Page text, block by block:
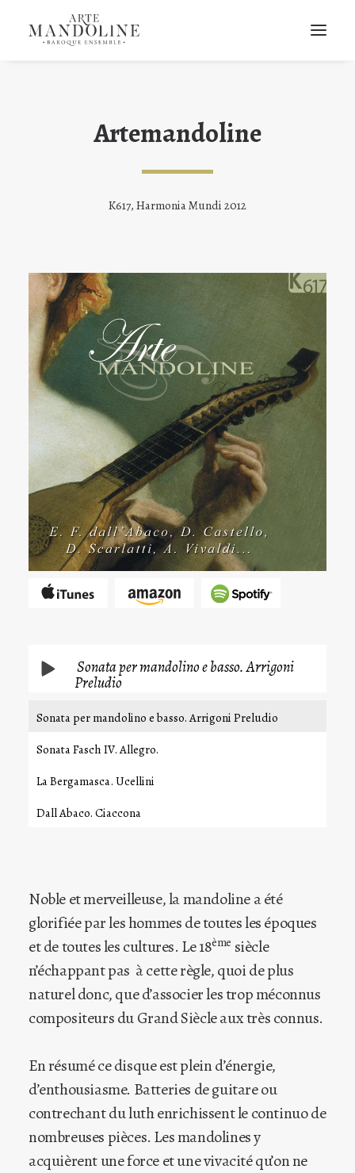
Artemandoline
K617, Harmonia Mundi 2012
Sonata per mandolino e basso. Arrigoni
Preludio
Sonata per mandolino e basso. Arrigoni Preludio
Sonata Fasch IV. Allegro.
La Bergamasca. Ucellini
Dall Abaco. Ciaccona
Noble et merveilleuse, la mandoline a été
glorifiée par les hommes de toutes les époques
et de toutes les cultures. Le 18ème siècle
n’échappant pas à cette règle, quoi de plus
naturel donc, que d’associer les trop méconnus
compositeurs du Grand Siècle aux très connus.
En résumé ce disque est plein d’énergie,
d’enthousiasme. Batteries de guitare ou
contrechant du luth enrichissent le continuo de
nombreuses pièces. Les mandolines y
acquièrent une force et une vivacité qu’on ne